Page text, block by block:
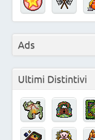
Ads
Ultimi Distintivi